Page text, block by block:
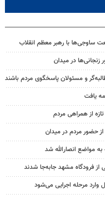
با رهبر معظم انقلاب
در میدان
و مسئولان پاسخگوی مردم باشند
از همراهی مردم
مواضع انصارالله شد
وارد مرحله اجرایی می‌شود